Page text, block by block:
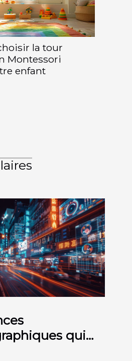
la tour
Montessori
enfant
qui